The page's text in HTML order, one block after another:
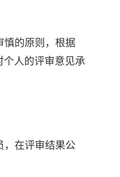
慎的原则，根据
人的评审意见承
，在评审结果公